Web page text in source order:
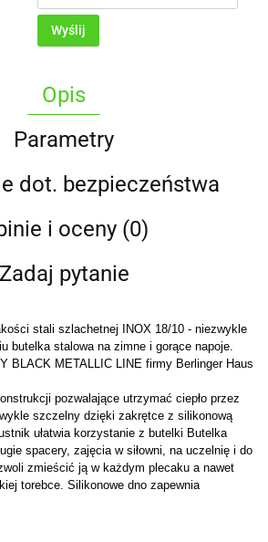
Wyślij
Opis
Parametry
dot. bezpieczeństwa
i oceny (0)
Zadaj pytanie
stali szlachetnej INOX 18/10 - niezwykle
butelka stalowa na zimne i gorące napoje.
BLACK METALLIC LINE firmy Berlinger Haus
pozwalające utrzymać ciepło przez
szczelny dzięki zakrętce z silikonową
ułatwia korzystanie z butelki Butelka
spacery, zajęcia w siłowni, na uczelnię i do
zmieścić ją w każdym plecaku a nawet
torebce. Silikonowe dno zapewnia